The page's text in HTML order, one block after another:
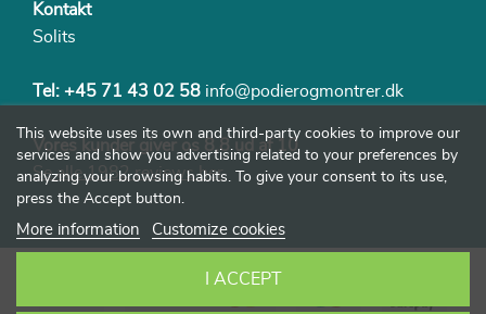
Kontakt
Solits
Tel: +45 71 43 02 58 info@podierogmontrer.dk
Vores kunder giver os 8,8 ud af 10
Se alle 1982 reviews her
This website uses its own and third-party cookies to improve our
services and show you advertising related to your preferences by
analyzing your browsing habits. To give your consent to its use,
press the Accept button.
More information Customize cookies
I ACCEPT